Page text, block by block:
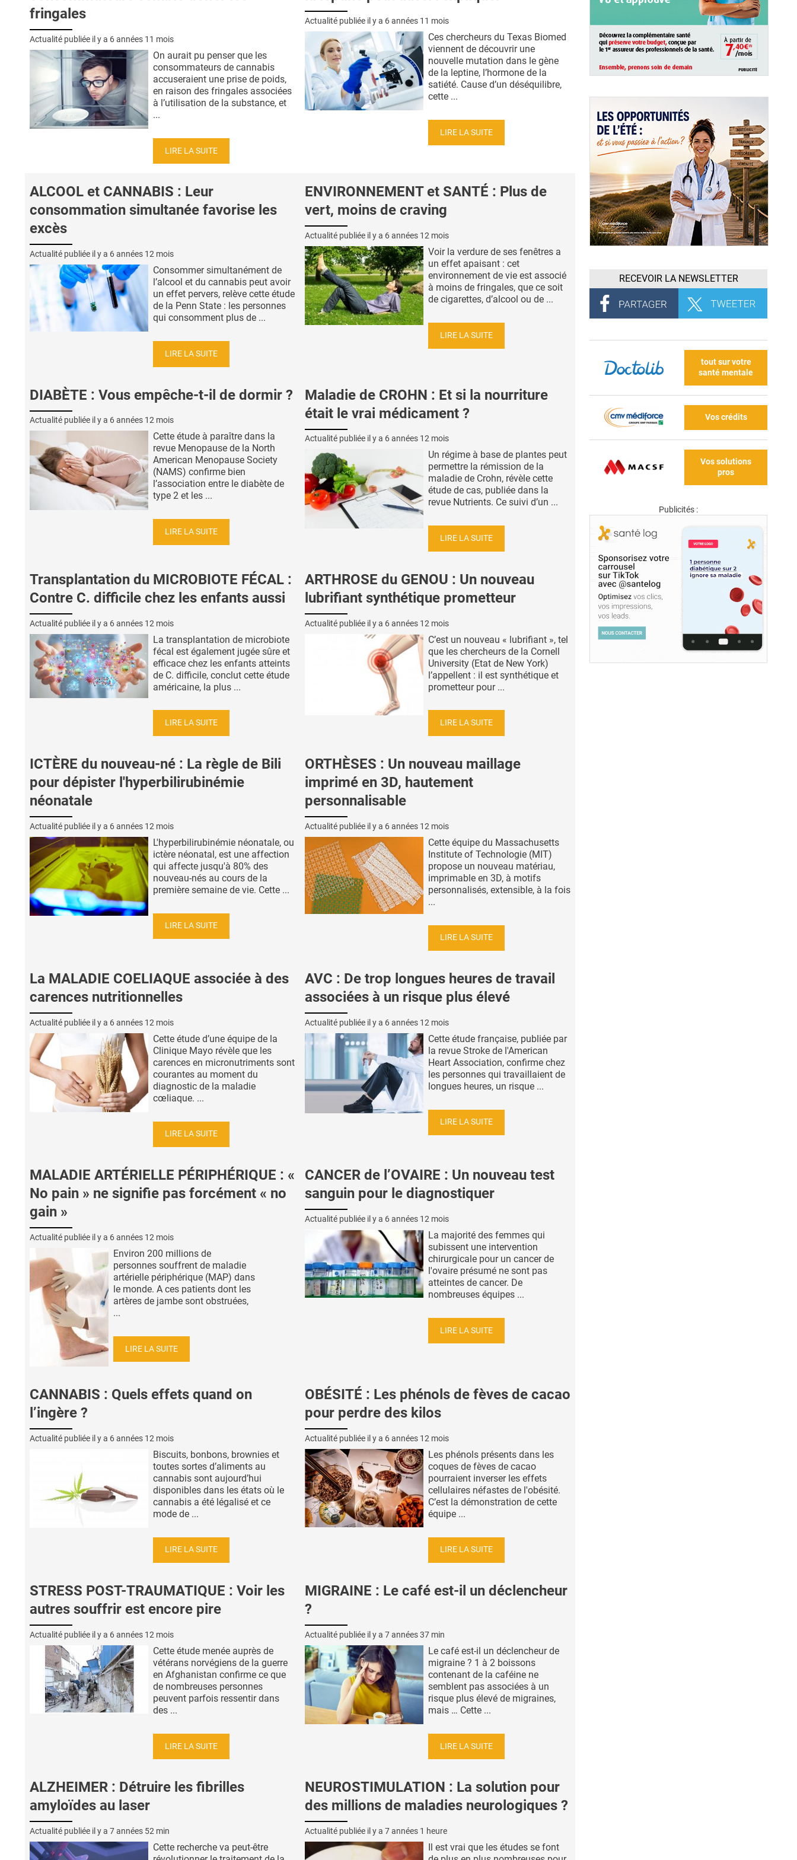
fringales
Actualité publiée il y a 6 années 11 mois
On aurait pu penser que les
consommateurs de cannabis
accuseraient une prise de poids,
en raison des fringales associées
à l’utilisation de la substance, et
...
LIRE LA SUITE
Actualité publiée il y a 6 années 11 mois
Ces chercheurs du Texas Biomed
viennent de découvrir une
nouvelle mutation dans le gène
de la leptine, l’hormone de la
satiété. Cause d’un déséquilibre,
cette ...
LIRE LA SUITE
ALCOOL et CANNABIS : Leur
consommation simultanée favorise les
excès
Actualité publiée il y a 6 années 12 mois
Consommer simultanément de
l’alcool et du cannabis peut avoir
un effet pervers, relève cette étude
de la Penn State : les personnes
qui consomment plus de ...
LIRE LA SUITE
ENVIRONNEMENT et SANTÉ : Plus de
vert, moins de craving
Actualité publiée il y a 6 années 12 mois
Voir la verdure de ses fenêtres a
un effet apaisant : cet
environnement de vie est associé
à moins de fringales, que ce soit
de cigarettes, d’alcool ou de ...
LIRE LA SUITE
DIABÈTE : Vous empêche-t-il de dormir ?
Actualité publiée il y a 6 années 12 mois
Cette étude à paraître dans la
revue Menopause de la North
American Menopause Society
(NAMS) confirme bien
l’association entre le diabète de
type 2 et les ...
LIRE LA SUITE
Maladie de CROHN : Et si la nourriture
était le vrai médicament ?
Actualité publiée il y a 6 années 12 mois
Un régime à base de plantes peut
permettre la rémission de la
maladie de Crohn, révèle cette
étude de cas, publiée dans la
revue Nutrients. Ce suivi d’un ...
LIRE LA SUITE
Transplantation du MICROBIOTE FÉCAL :
Contre C. difficile chez les enfants aussi
Actualité publiée il y a 6 années 12 mois
La transplantation de microbiote
fécal est également jugée sûre et
efficace chez les enfants atteints
de C. difficile, conclut cette étude
américaine, la plus ...
LIRE LA SUITE
ARTHROSE du GENOU : Un nouveau
lubrifiant synthétique prometteur
Actualité publiée il y a 6 années 12 mois
C’est un nouveau « lubrifiant », tel
que les chercheurs de la Cornell
University (Etat de New York)
l’appellent : il est synthétique et
prometteur pour ...
LIRE LA SUITE
ICTÈRE du nouveau-né : La règle de Bili
pour dépister l'hyperbilirubinémie
néonatale
Actualité publiée il y a 6 années 12 mois
L'hyperbilirubinémie néonatale, ou
ictère néonatal, est une affection
qui affecte jusqu'à 80% des
nouveau-nés au cours de la
première semaine de vie. Cette ...
LIRE LA SUITE
ORTHÈSES : Un nouveau maillage
imprimé en 3D, hautement
personnalisable
Actualité publiée il y a 6 années 12 mois
Cette équipe du Massachusetts
Institute of Technologie (MIT)
propose un nouveau matériau,
imprimable en 3D, à motifs
personnalisés, extensible, à la fois
...
LIRE LA SUITE
La MALADIE COELIAQUE associée à des
carences nutritionnelles
Actualité publiée il y a 6 années 12 mois
Cette étude d’une équipe de la
Clinique Mayo révèle que les
carences en micronutriments sont
courantes au moment du
diagnostic de la maladie
cœliaque. ...
LIRE LA SUITE
AVC : De trop longues heures de travail
associées à un risque plus élevé
Actualité publiée il y a 6 années 12 mois
Cette étude française, publiée par
la revue Stroke de l'American
Heart Association, confirme chez
les personnes qui travaillaient de
longues heures, un risque ...
LIRE LA SUITE
MALADIE ARTÉRIELLE PÉRIPHÉRIQUE : «
No pain » ne signifie pas forcément « no
gain »
Actualité publiée il y a 6 années 12 mois
Environ 200 millions de
personnes souffrent de maladie
artérielle périphérique (MAP) dans
le monde. A ces patients dont les
artères de jambe sont obstruées,
...
LIRE LA SUITE
CANCER de l’OVAIRE : Un nouveau test
sanguin pour le diagnostiquer
Actualité publiée il y a 6 années 12 mois
La majorité des femmes qui
subissent une intervention
chirurgicale pour un cancer de
l'ovaire présumé ne sont pas
atteintes de cancer. De
nombreuses équipes ...
LIRE LA SUITE
CANNABIS : Quels effets quand on
l’ingère ?
Actualité publiée il y a 6 années 12 mois
Biscuits, bonbons, brownies et
toutes sortes d’aliments au
cannabis sont aujourd’hui
disponibles dans les états où le
cannabis a été légalisé et ce
mode de ...
LIRE LA SUITE
OBÉSITÉ : Les phénols de fèves de cacao
pour perdre des kilos
Actualité publiée il y a 6 années 12 mois
Les phénols présents dans les
coques de fèves de cacao
pourraient inverser les effets
cellulaires néfastes de l'obésité.
C’est la démonstration de cette
équipe ...
LIRE LA SUITE
STRESS POST-TRAUMATIQUE : Voir les
autres souffrir est encore pire
Actualité publiée il y a 6 années 12 mois
Cette étude menée auprès de
vétérans norvégiens de la guerre
en Afghanistan confirme ce que
de nombreuses personnes
peuvent parfois ressentir dans
des ...
LIRE LA SUITE
MIGRAINE : Le café est-il un déclencheur
?
Actualité publiée il y a 7 années 37 min
Le café est-il un déclencheur de
migraine ? 1 à 2 boissons
contenant de la caféine ne
semblent pas associées à un
risque plus élevé de migraines,
mais … Cette ...
LIRE LA SUITE
ALZHEIMER : Détruire les fibrilles
amyloïdes au laser
Actualité publiée il y a 7 années 52 min
Cette recherche va peut-être
NEUROSTIMULATION : La solution pour
des millions de maladies neurologiques ?
Actualité publiée il y a 7 années 1 heure
Il est vrai que les études se font
RECEVOIR LA NEWSLETTER
tout sur votre
santé mentale
Vos crédits
Vos solutions
pros
Publicités :